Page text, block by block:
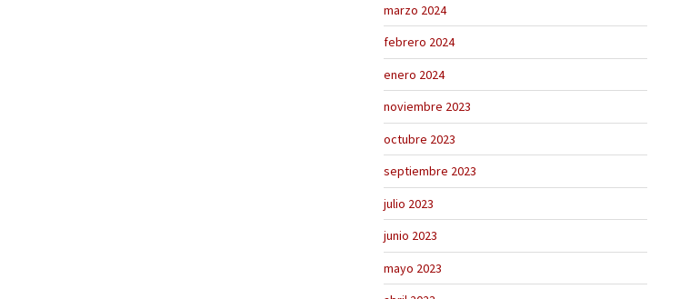
marzo 2024
febrero 2024
enero 2024
noviembre 2023
octubre 2023
septiembre 2023
julio 2023
junio 2023
mayo 2023